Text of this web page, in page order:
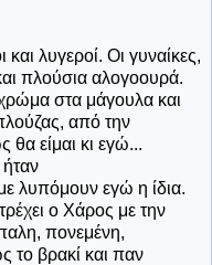
και λυγεροί. Οι γυναίκες,
πλούσια αλογοουρά.
στα μάγουλα και
από την
είμαι κι εγώ...
λυπόμουν εγώ η ίδια.
ο Χάρος με την
πονεμένη,
το βρακί και παν